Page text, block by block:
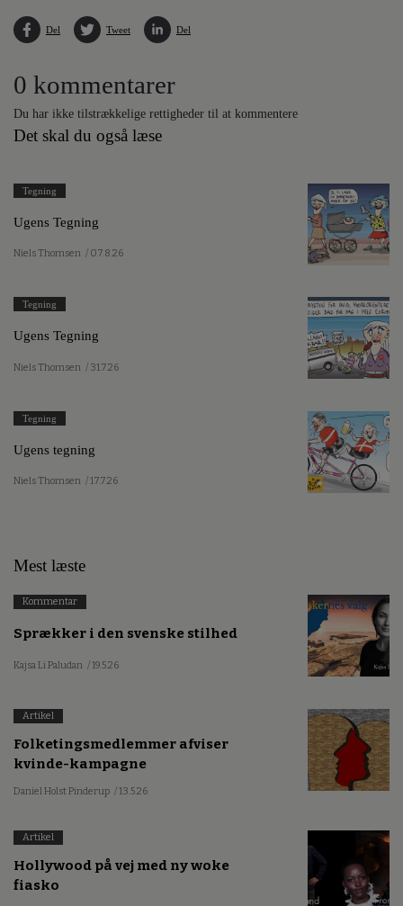
Del Tweet Del
0 kommentarer
Du har ikke tilstrækkelige rettigheder til at kommentere
Det skal du også læse
Tegning
Ugens Tegning
Niels Thomsen / 07.8.26
Tegning
Ugens Tegning
Niels Thomsen / 31.7.26
Tegning
Ugens tegning
Niels Thomsen / 17.7.26
Mest læste
Kommentar
Sprækker i den svenske stilhed
Kajsa Li Paludan / 19.5.26
Artikel
Folketingsmedlemmer afviser
kvinde-kampagne
Daniel Holst Pinderup / 13.5.26
Artikel
Hollywood på vej med ny woke
fiasko